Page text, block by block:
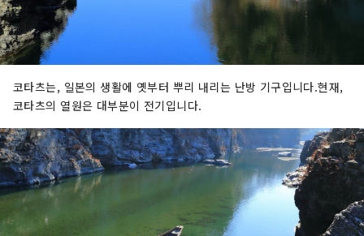
코타츠는, 일본의 생활에 옛부터 뿌리 내리는 난방 기구입니다.현재,
코타츠의 열원은 대부분이 전기입니다.